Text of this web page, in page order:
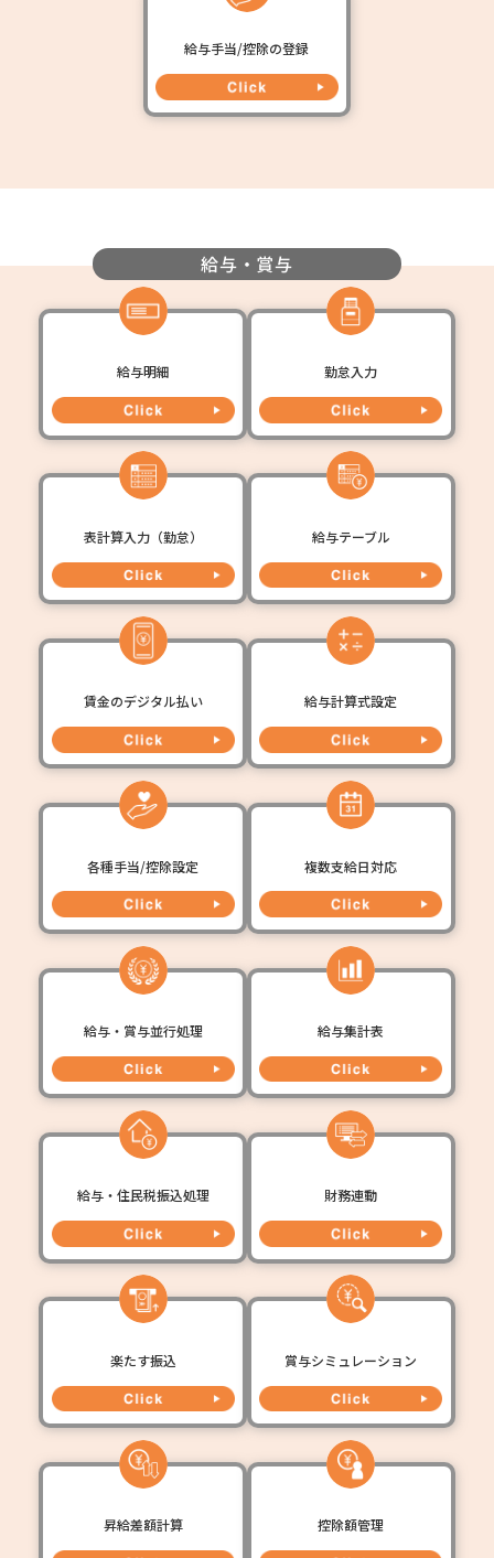
給与手当/控除の登録
給与・賞与
給与明細 勤怠入力
表計算入力（勤怠） 給与テーブル
賃金のデジタル払い 給与計算式設定
各種手当/控除設定 複数支給日対応
給与・賞与並行処理 給与集計表
給与・住民税振込処理 財務連動
楽たす振込 賞与シミュレーション
昇給差額計算 控除額管理